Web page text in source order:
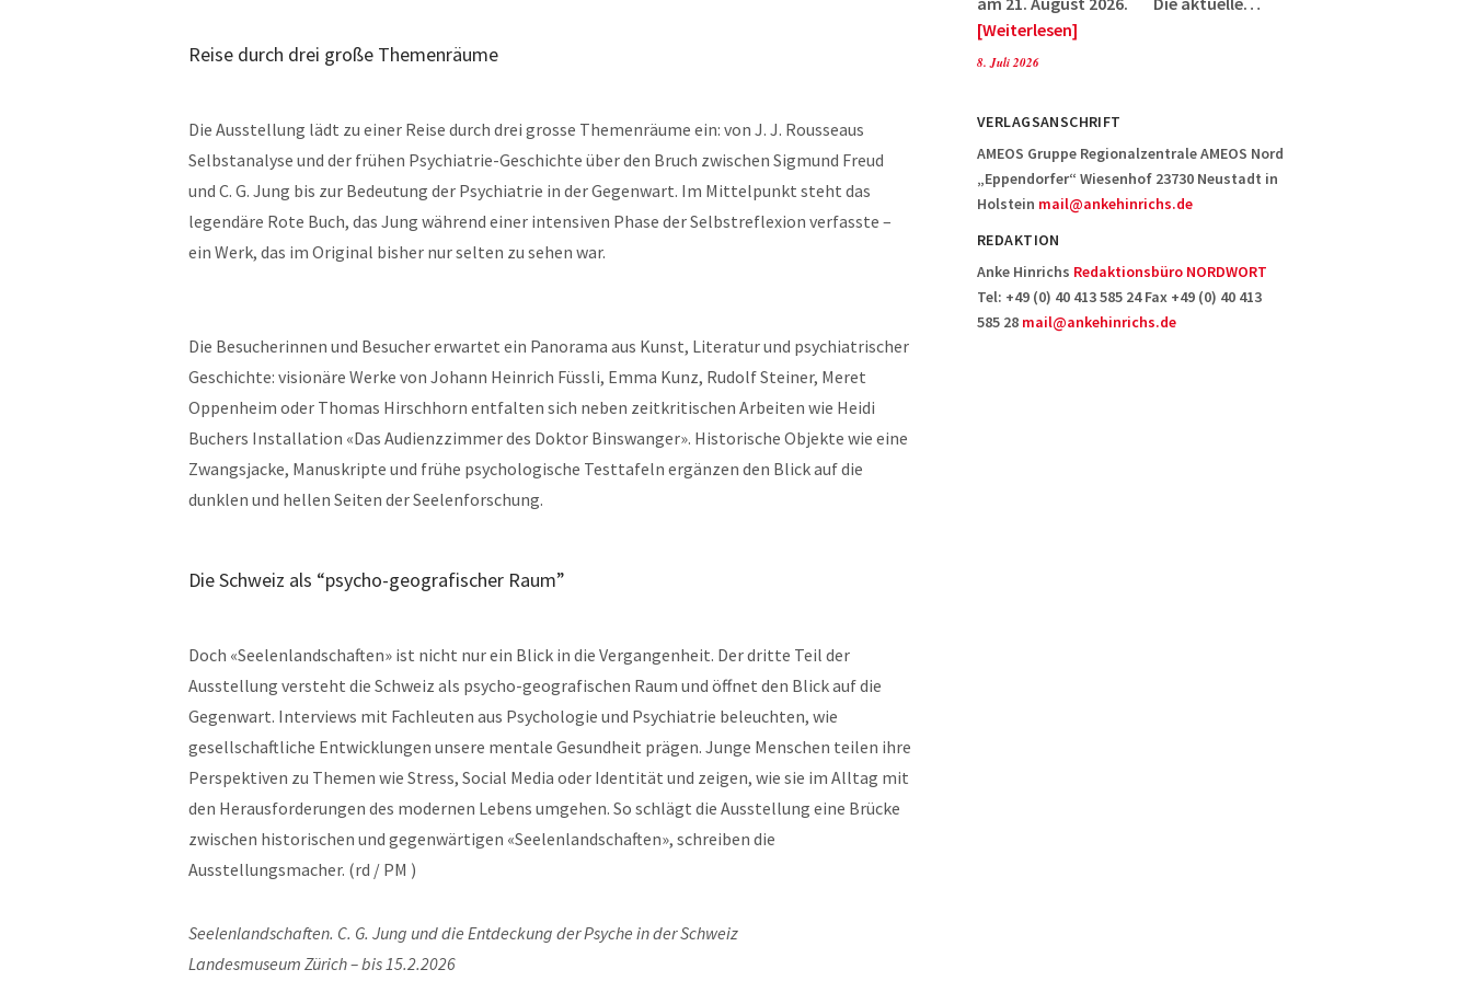
Reise durch drei große Themenräume
Die Ausstellung lädt zu einer Reise durch drei grosse Themenräume ein: von J. J. Rousseaus
Selbstanalyse und der frühen Psychiatrie-Geschichte über den Bruch zwischen Sigmund Freud
und C. G. Jung bis zur Bedeutung der Psychiatrie in der Gegenwart. Im Mittelpunkt steht das
legendäre Rote Buch, das Jung während einer intensiven Phase der Selbstreflexion verfasste –
ein Werk, das im Original bisher nur selten zu sehen war.
Die Besucherinnen und Besucher erwartet ein Panorama aus Kunst, Literatur und psychiatrischer
Geschichte: visionäre Werke von Johann Heinrich Füssli, Emma Kunz, Rudolf Steiner, Meret
Oppenheim oder Thomas Hirschhorn entfalten sich neben zeitkritischen Arbeiten wie Heidi
Buchers Installation «Das Audienzzimmer des Doktor Binswanger». Historische Objekte wie eine
Zwangsjacke, Manuskripte und frühe psychologische Testtafeln ergänzen den Blick auf die
dunklen und hellen Seiten der Seelenforschung.
Die Schweiz als “psycho-geografischer Raum”
Doch «Seelenlandschaften» ist nicht nur ein Blick in die Vergangenheit. Der dritte Teil der
Ausstellung versteht die Schweiz als psycho-geografischen Raum und öffnet den Blick auf die
Gegenwart. Interviews mit Fachleuten aus Psychologie und Psychiatrie beleuchten, wie
gesellschaftliche Entwicklungen unsere mentale Gesundheit prägen. Junge Menschen teilen ihre
Perspektiven zu Themen wie Stress, Social Media oder Identität und zeigen, wie sie im Alltag mit
den Herausforderungen des modernen Lebens umgehen. So schlägt die Ausstellung eine Brücke
zwischen historischen und gegenwärtigen «Seelenlandschaften», schreiben die
Ausstellungsmacher. (rd / PM )
Seelenlandschaften. C. G. Jung und die Entdeckung der Psyche in der Schweiz
Landesmuseum Zürich – bis 15.2.2026
Weiterlesen
8. Juli 2026
VERLAGSANSCHRIFT
AMEOS Gruppe Regionalzentrale AMEOS Nord
„Eppendorfer“ Wiesenhof 23730 Neustadt in
Holstein mail@ankehinrichs.de
REDAKTION
Anke Hinrichs Redaktionsbüro NORDWORT
Tel: +49 (0) 40 413 585 24 Fax +49 (0) 40 413
585 28 mail@ankehinrichs.de